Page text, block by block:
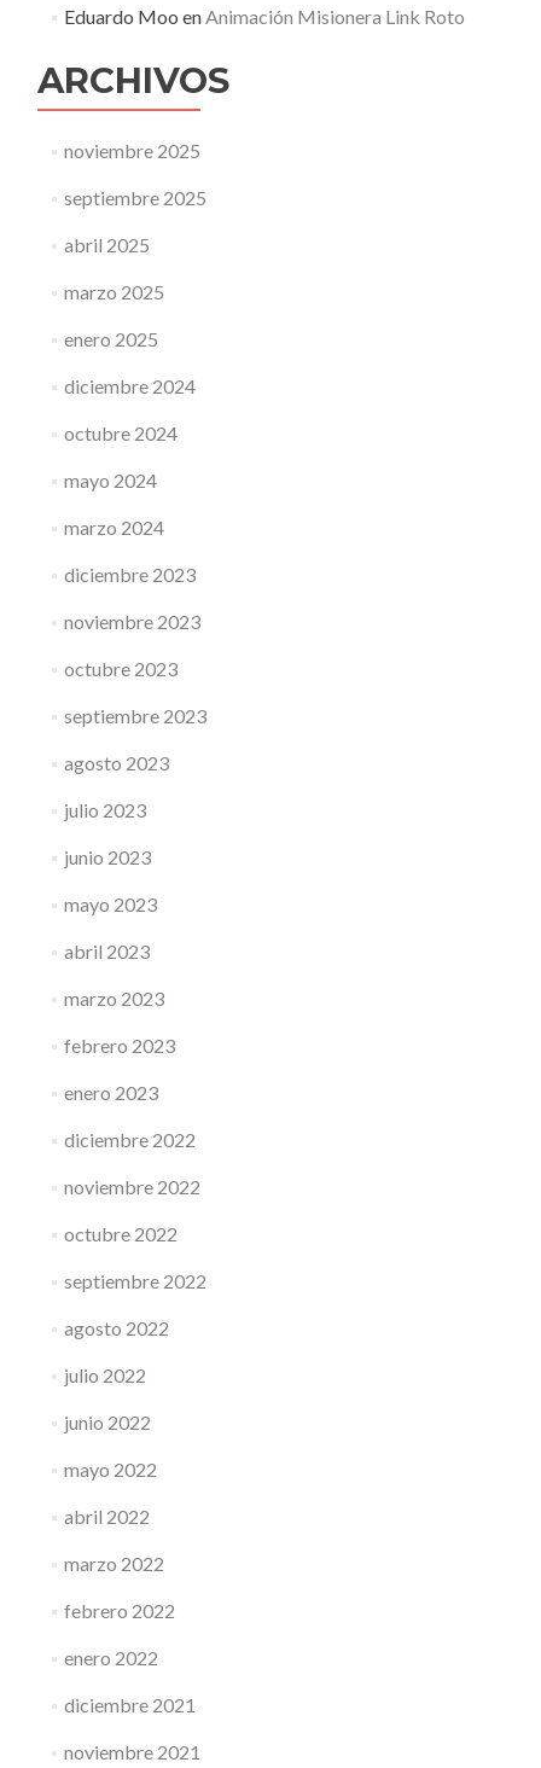
Eduardo Moo enAnimación Misionera Link Roto
ARCHIVOS
noviembre 2025
septiembre 2025
abril 2025
marzo 2025
enero 2025
diciembre 2024
octubre 2024
mayo 2024
marzo 2024
diciembre 2023
noviembre 2023
octubre 2023
septiembre 2023
agosto 2023
julio 2023
junio 2023
mayo 2023
abril 2023
marzo 2023
febrero 2023
enero 2023
diciembre 2022
noviembre 2022
octubre 2022
septiembre 2022
agosto 2022
julio 2022
junio 2022
mayo 2022
abril 2022
marzo 2022
febrero 2022
enero 2022
diciembre 2021
noviembre 2021